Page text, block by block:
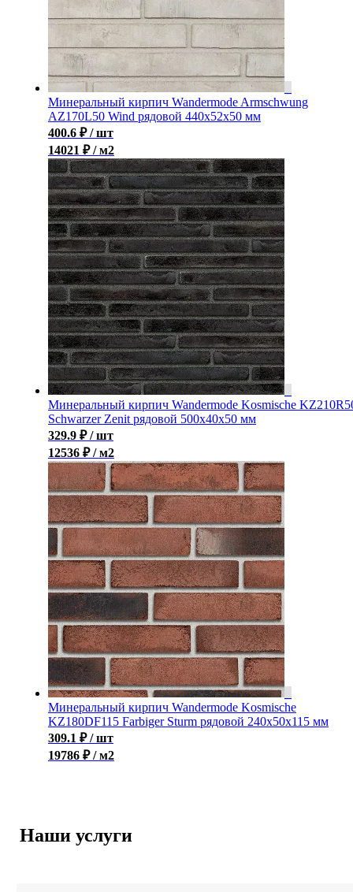
Минеральный кирпич Wandermode Armschwung
AZ170L50 Wind рядовой 440x52x50 мм
400.6 ₽ / шт
14021 ₽ / м2
Минеральный кирпич Wandermode Kosmische
Schwarzer Zenit рядовой 500x40x50 мм
329.9 ₽ / шт
12536 ₽ / м2
Минеральный кирпич Wandermode Kosmische
KZ180DF115 Farbiger Sturm рядовой 240x50x115 мм
309.1 ₽ / шт
19786 ₽ / м2
Наши услуги